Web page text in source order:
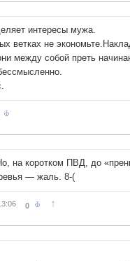
интересы мужа.
ветках не
между собой преть
на коротком ПВД, до
— жаль. 8-(
0 ↑